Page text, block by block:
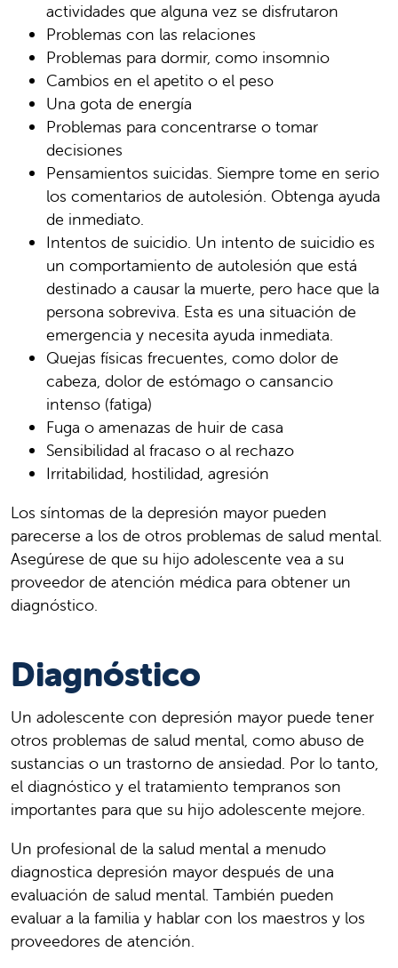
actividades que alguna vez se disfrutaron
Problemas con las relaciones
Problemas para dormir, como insomnio
Cambios en el apetito o el peso
Una gota de energía
Problemas para concentrarse o tomar
decisiones
Pensamientos suicidas. Siempre tome en serio
los comentarios de autolesión. Obtenga ayuda
de inmediato.
Intentos de suicidio. Un intento de suicidio es
un comportamiento de autolesión que está
destinado a causar la muerte, pero hace que la
persona sobreviva. Esta es una situación de
emergencia y necesita ayuda inmediata.
Quejas físicas frecuentes, como dolor de
cabeza, dolor de estómago o cansancio
intenso (fatiga)
Fuga o amenazas de huir de casa
Sensibilidad al fracaso o al rechazo
Irritabilidad, hostilidad, agresión
Los síntomas de la depresión mayor pueden
parecerse a los de otros problemas de salud mental.
Asegúrese de que su hijo adolescente vea a su
proveedor de atención médica para obtener un
diagnóstico.
Diagnóstico
Un adolescente con depresión mayor puede tener
otros problemas de salud mental, como abuso de
sustancias o un trastorno de ansiedad. Por lo tanto,
el diagnóstico y el tratamiento tempranos son
importantes para que su hijo adolescente mejore.
Un profesional de la salud mental a menudo
diagnostica depresión mayor después de una
evaluación de salud mental. También pueden
evaluar a la familia y hablar con los maestros y los
proveedores de atención.